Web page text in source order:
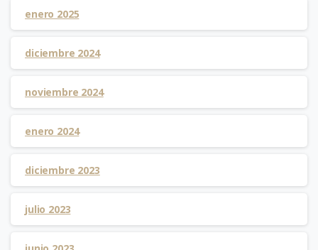
enero 2025
diciembre 2024
noviembre 2024
enero 2024
diciembre 2023
julio 2023